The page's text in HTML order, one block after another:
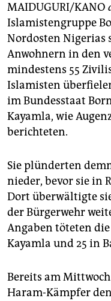
fragen & hilfe
unterstützen
abo
genossenschaft
epaper login
MAIDUGURI/KANO
Islamistengruppe
Nordosten Nigerias
Anwohnern in den
mindestens 55
Islamisten
im Bundesstaat
Kayamla, wie
berichteten.
Sie plünderten
nieder, bevor sie in
Dort überwältigte
der Bürgerwehr
Angaben töteten
Kayamla und 25 in
Bereits am
Haram-Kämpfer